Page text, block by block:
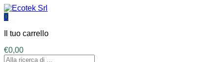
0
Il tuo carrello
€0,00